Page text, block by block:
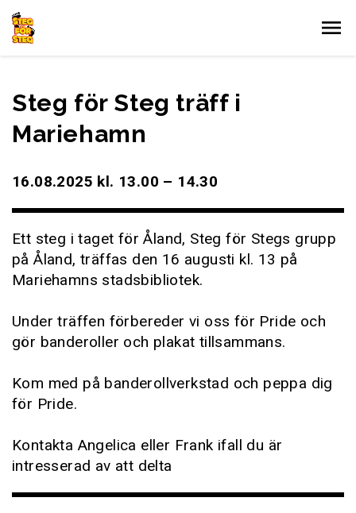
Gå till innehållet
Steg för Steg träff i
Mariehamn
16.08.2025 kl. 13.00 – 14.30
Ett steg i taget för Åland, Steg för Stegs grupp
på Åland, träffas den 16 augusti kl. 13 på
Mariehamns stadsbibliotek.
Under träffen förbereder vi oss för Pride och
gör banderoller och plakat tillsammans.
Kom med på banderollverkstad och peppa dig
för Pride.
Kontakta Angelica eller Frank ifall du är
intresserad av att delta